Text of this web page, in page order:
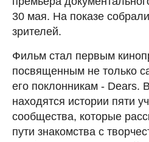
30 мая. На показе
зрителей.
Фильм стал первым
посвященным не только
его поклонникам - Dears.
находятся истории пяти
сообщества, которые
пути знакомства с